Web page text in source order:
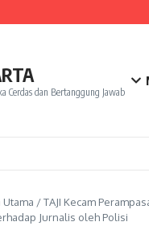
ke NCC 4 Bali
Sukseskan Kerja Bakti di
Cerdas dan Bertanggung Jawab
/TAJI Kecam
Jurnalis oleh Polisi